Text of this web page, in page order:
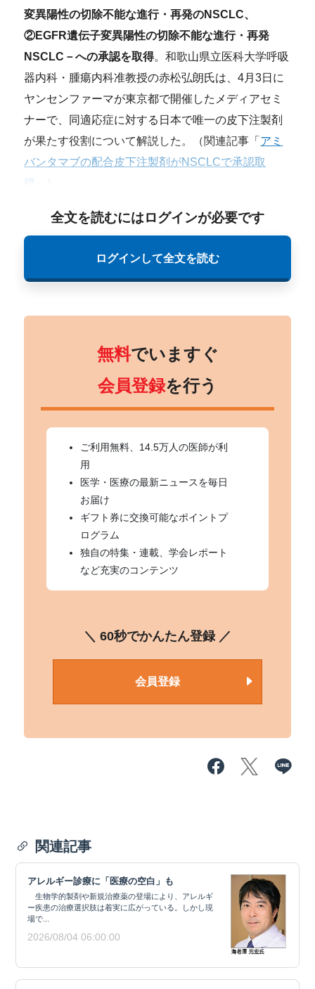
変異陽性の切除不能な進行・再発のNSCLC、
②EGFR遺伝子変異陽性の切除不能な進行・再発
NSCLC－への承認を取得。和歌山県立医科大学呼吸
器内科・腫瘍内科准教授の赤松弘朗氏は、4月3日に
ヤンセンファーマが東京都で開催したメディアセミ
ナーで、 同適応症に対する 日本で唯一の皮下注製剤
が果たす役割について解説した。（関連記事「 アミ
バンタマブの配合皮下注製剤がNSCLCで承認取
得
全文を読むにはログインが必要です
ログインして全文を読む
無料でいますぐ
会員登録を行う
ご利用無料、14.5万人の医師が利
用
医学・医療の最新ニュースを毎日
お届け
ギフト券に交換可能なポイントプ
ログラム
独自の特集・連載、学会レポート
など充実のコンテンツ
＼ 60秒でかんたん登録 ／
会員登録
関連記事
アレルギー診療に「医療の空白」も
生物学的製剤や新規治療薬の登場により、アレルギ
ー疾患の治療選択肢は着実に広がっている。しかし現
場で...
2026/08/04 06:00:00